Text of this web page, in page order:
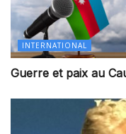
INTERNATIONAL
Guerre et paix au